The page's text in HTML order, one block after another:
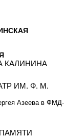
КАЛИНИНА
ИМ. Ф. М.
Азеева в ФМД-